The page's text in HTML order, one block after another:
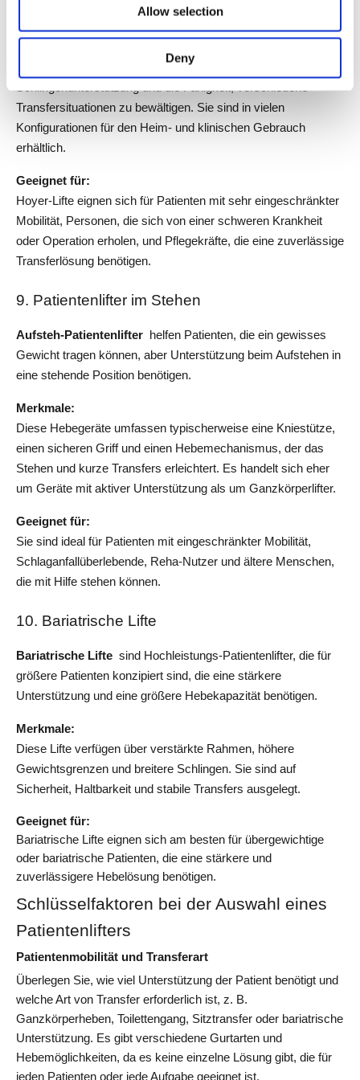
Allow selection
Deny
Toilette oder Rollstuhl verwendet.
Hoyer-Lifte sind bekannt für ihren stabilen Rahmen, die
Transfersituationen zu bewältigen. Sie sind in vielen
Konfigurationen für den Heim- und klinischen Gebrauch
erhältlich.
Geeignet für:
Hoyer-Lifte eignen sich für Patienten mit sehr eingeschränkter
Mobilität, Personen, die sich von einer schweren Krankheit
oder Operation erholen, und Pflegekräfte, die eine zuverlässige
Transferlösung benötigen.
9. Patientenlifter im Stehen
Aufsteh-Patientenlifter
helfen Patienten, die ein gewisses
Gewicht tragen können, aber Unterstützung beim Aufstehen in
eine stehende Position benötigen.
Merkmale:
Diese Hebegeräte umfassen typischerweise eine Kniestütze,
einen sicheren Griff und einen Hebemechanismus, der das
Stehen und kurze Transfers erleichtert. Es handelt sich eher
um Geräte mit aktiver Unterstützung als um Ganzkörperlifter.
Geeignet für:
Sie sind ideal für Patienten mit eingeschränkter Mobilität,
Schlaganfallüberlebende, Reha-Nutzer und ältere Menschen,
die mit Hilfe stehen können.
10. Bariatrische Lifte
Bariatrische Lifte sind Hochleistungs-Patientenlifter, die für
größere Patienten konzipiert sind, die eine stärkere
Unterstützung und eine größere Hebekapazität benötigen.
Merkmale:
Diese Lifte verfügen über verstärkte Rahmen, höhere
Gewichtsgrenzen und breitere Schlingen. Sie sind auf
Sicherheit, Haltbarkeit und stabile Transfers ausgelegt.
Geeignet für:
Bariatrische Lifte eignen sich am besten für übergewichtige
oder bariatrische Patienten, die eine stärkere und
zuverlässigere Hebelösung benötigen.
Schlüsselfaktoren bei der Auswahl eines
Patientenlifters
Patientenmobilität und Transferart
Überlegen Sie, wie viel Unterstützung der Patient benötigt und
welche Art von Transfer erforderlich ist, z. B.
Ganzkörperheben, Toilettengang, Sitztransfer oder bariatrische
Unterstützung. Es gibt verschiedene Gurtarten und
Hebemöglichkeiten, da es keine einzelne Lösung gibt, die für
jeden Patienten oder jede Aufgabe geeignet ist.